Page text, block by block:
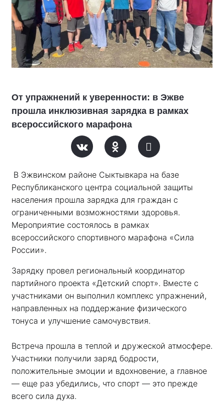
От упражнений к уверенности: в Эжве
прошла инклюзивная зарядка в рамках
всероссийского марафона
В Эжвинском районе Сыктывкара на базе
Республиканского центра социальной защиты
населения прошла зарядка для граждан с
ограниченными возможностями здоровья.
Мероприятие состоялось в рамках
всероссийского спортивного марафона «Сила
России».
Зарядку провел региональный координатор
партийного проекта «Детский спорт». Вместе с
участниками он выполнил комплекс упражнений,
направленных на поддержание физического
тонуса и улучшение самочувствия.
Встреча прошла в теплой и дружеской атмосфере.
Участники получили заряд бодрости,
положительные эмоции и вдохновение, а главное
— еще раз убедились, что спорт — это прежде
всего сила духа.